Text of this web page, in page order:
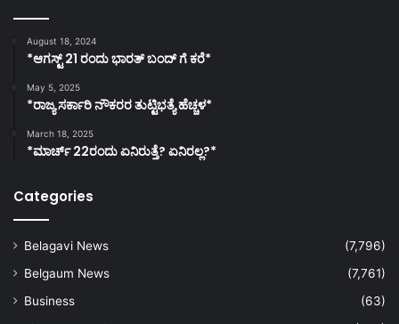
August 18, 2024
*ಆಗಸ್ಟ್ 21 ರಂದು ಭಾರತ್‌ ಬಂದ್‌ ಗೆ ಕರೆ*
May 5, 2025
*ರಾಜ್ಯ ಸರ್ಕಾರಿ ನೌಕರರ ತುಟ್ಟಿಭತ್ಯೆ ಹೆಚ್ಚಳ*
March 18, 2025
*ಮಾರ್ಚ್ 22ರಂದು ಏನಿರುತ್ತೆ? ಏನಿರಲ್ಲ?*
Categories
Belagavi News
(7,796)
Belgaum News
(7,761)
Business
(63)